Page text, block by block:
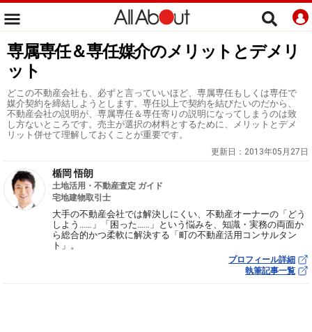
専属専任＆専任媒介のメリットとデメリ
ット
どこの不動産会社も、必ずと言っていいほど、専属専任もしくは専任で
媒介契約を締結しようとします。専任以上で契約を結びたいのだから、
不動産会社の説明が、専属専任＆専任寄りの説明になってしまうのは致
し方ないところです。売主が選択の材料とするために、メリットとデメ
リット併せて理解しておくことが重要です。
更新日： 2013年05月27日
楯岡 悟朗
土地活用・不動産査定 ガイド
宅地建物取引士
大手の不動産会社では解決しにくい、不動産オーナーの「どう
しよう……」「困った……」という悩みを、知識・実務の両面か
ら総合的かつ柔軟に解決する「町の不動産活用コンサルタン
ト」。
プロフィール詳細
執筆記事一覧